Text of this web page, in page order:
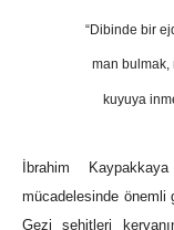
“Dibinde bir
man
kuyuya
İbrahim
mücadelesinde önemli
Gezi şehitleri